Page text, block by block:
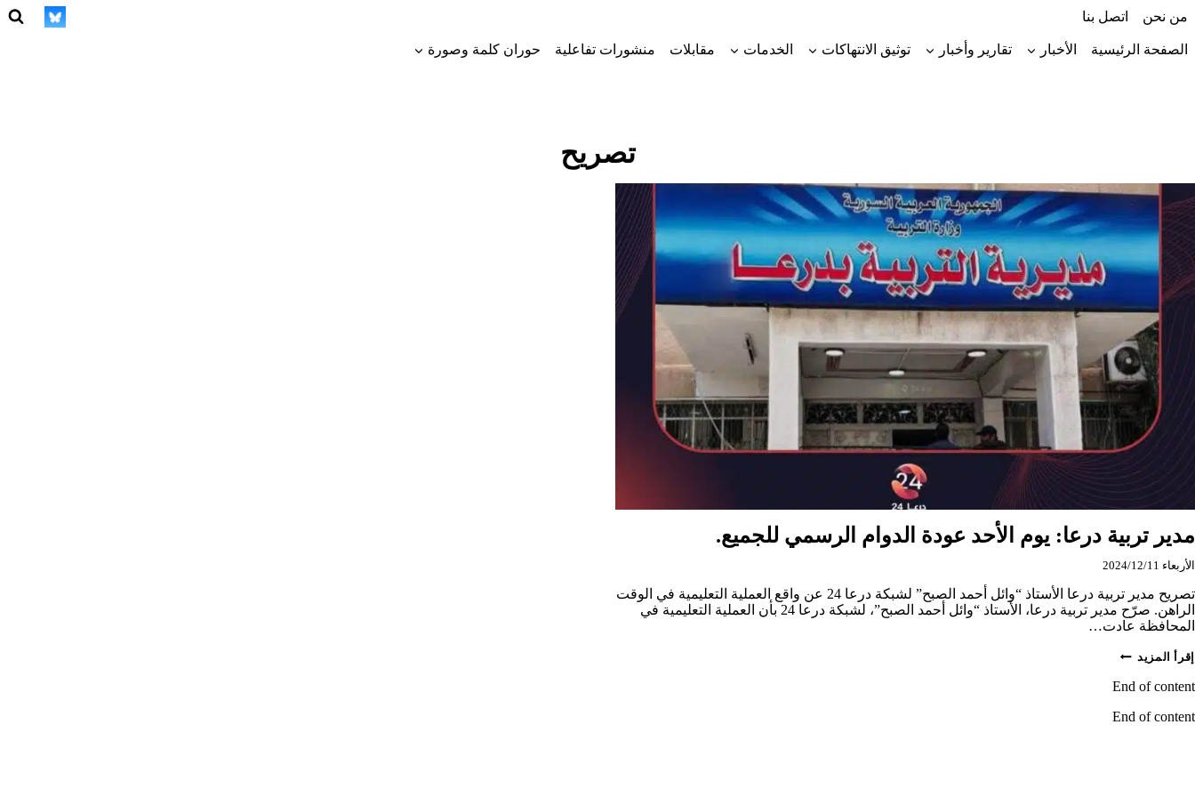
إلىمن نحن اتصل بنا
الصفحة الرئيسية الأخبار تقارير وأخبار توثيق الانتهاكات الخدمات مقابلات منشورات تفاعلية حوران كلمة وصورة
تصريح
مدير تربية درعا: يوم الأحد عودة الدوام الرسمي للجميع.
الأربعاء 2024/12/11
تصريح مدير تربية درعا الأستاذ “وائل أحمد الصبح” لشبكة درعا 24 عن واقع العملية التعليمية في الوقت
الراهن. صرّح مدير تربية درعا، الأستاذ “وائل أحمد الصبح”، لشبكة درعا 24 بأن العملية التعليمية في
المحافظة عادت…
إقرأ المزيد مدير
درعا:
يوم
عودة
End of content
End of content